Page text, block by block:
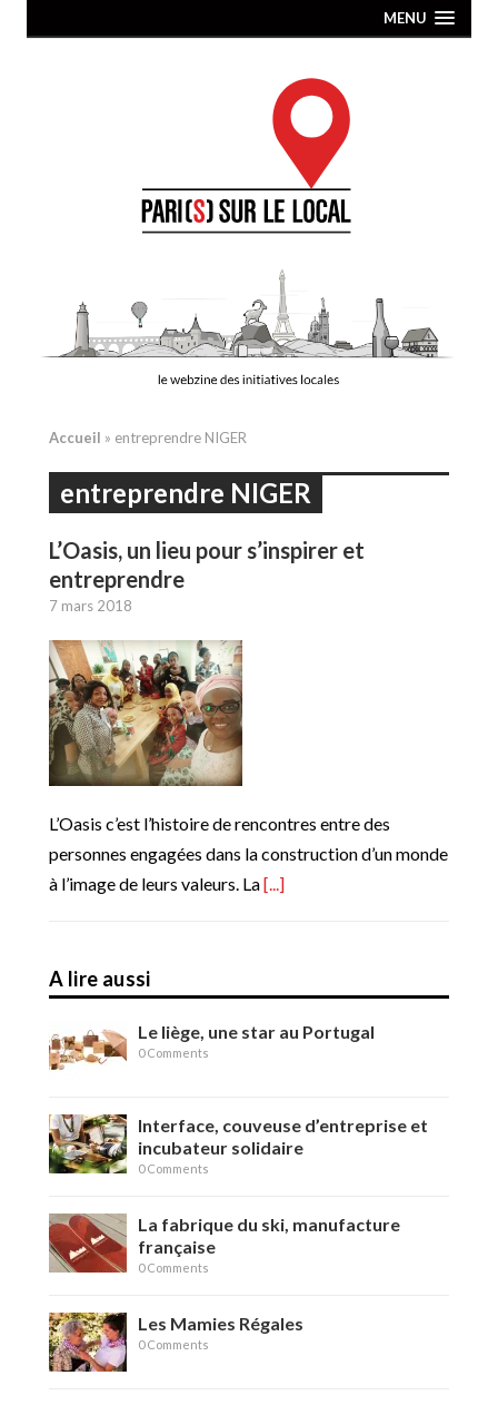
MENU
Accueil » entreprendre NIGER
entreprendre NIGER
L’Oasis, un lieu pour s’inspirer et
entreprendre
7 mars 2018
L’Oasis c’est l’histoire de rencontres entre des
personnes engagées dans la construction d’un monde
à l’image de leurs valeurs. La[...]
A lire aussi
Le liège, une star au Portugal
0 Comments
Interface, couveuse d’entreprise et
incubateur solidaire
0 Comments
La fabrique du ski, manufacture
française
0 Comments
Les Mamies Régales
0 Comments